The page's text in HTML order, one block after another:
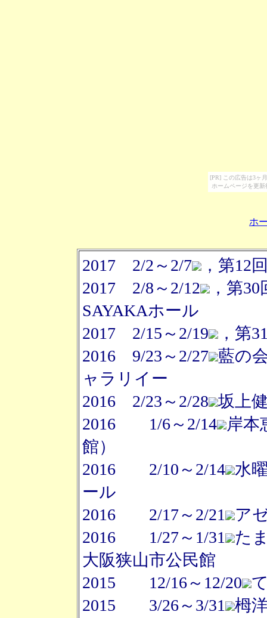
[PR] この広告は3ヶ
ホームページを更
ホ
2017 2/2～2/7 ，第12
2017 2/8～2/12 ，第30
SAYAKAホール
2017 2/15～2/19 ，第
2016 9/23～2/27 藍の
ャラリイー
2016 2/23～2/28 坂上
2016 1/6～2/14 岸本
館）
2016 2/10～2/14 水
ール
2016 2/17～2/21
ア
2016 1/27～1/31
た
大阪狭山市公民館
2015 12/16～12/20
2015 3/26～3/31
栂